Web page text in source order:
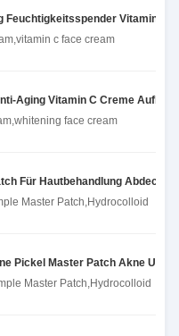
Feuchtigkeitsspender Vitamin
c face cream
Aging Vitamin C Creme
face cream
Für Hautbehandlung
Master Patch,Hydrocolloid
Pickel Master Patch Akne
Master Patch,Hydrocolloid